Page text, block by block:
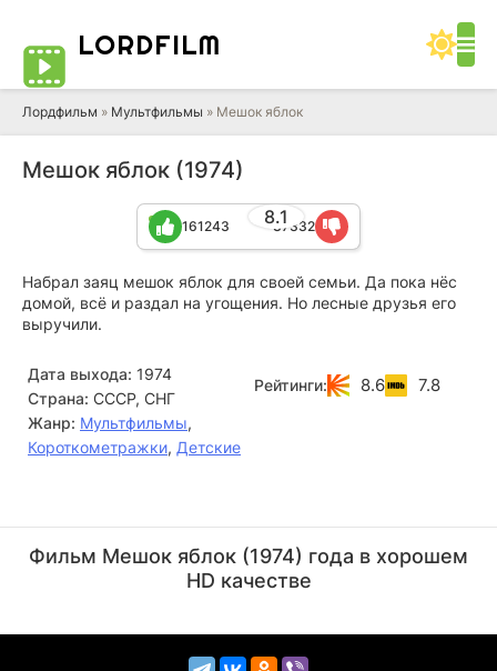
LORDFILM
Лордфильм » Мультфильмы » Мешок яблок
Мешок яблок (1974)
8.1
161243 37332
Набрал заяц мешок яблок для своей семьи. Да пока нёс
домой, всё и раздал на угощения. Но лесные друзья его
выручили.
Дата выхода: 1974
Страна: СССР, СНГ
Жанр: Мультфильмы,
Короткометражки, Детские
Рейтинги: 8.6 7.8
(Заяц, озвучка)
(Коза, в титрах...)
Фильм Мешок яблок (1974) года в хорошем
HD качестве